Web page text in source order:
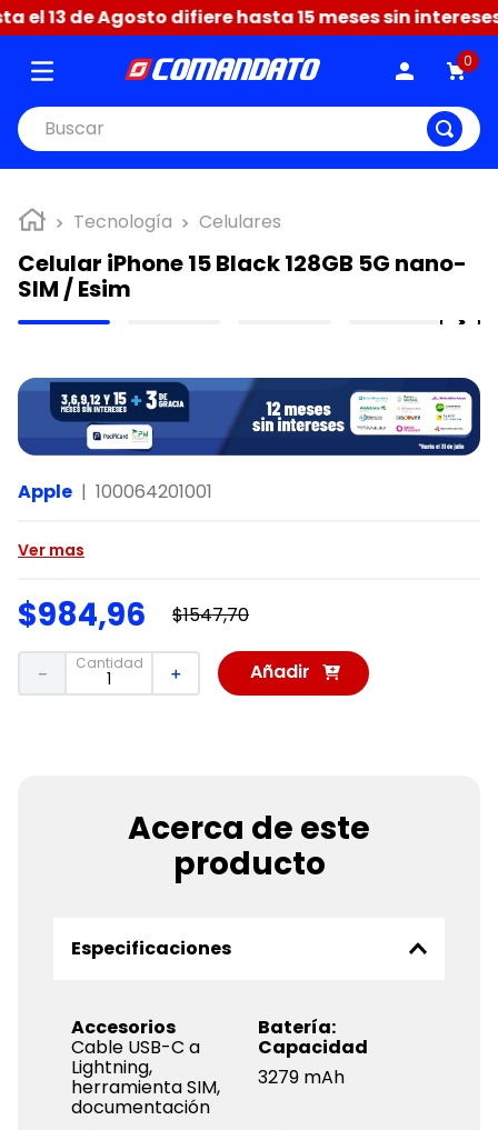
13 de Agosto difiere hasta 15 meses sin
0
Buscar
Tecnología Celulares
Celular iPhone 15 Black 128GB 5G nano-
SIM / Esim
Apple | 100064201001
Ver mas
$984,96 $1547,70
Cantidad
＋
－ Añadir
al
Acerca de este
producto
Especificaciones
Accesorios
Cable USB-C a
Lightning,
herramienta SIM,
documentación
Batería:
Capacidad
3279 mAh